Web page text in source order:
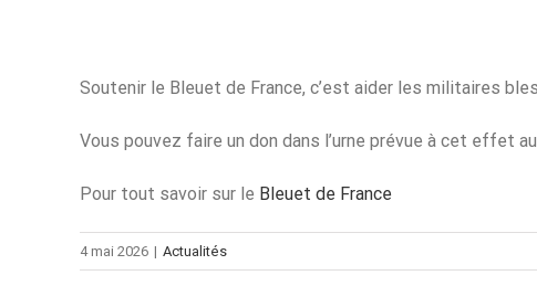
Soutenir le Bleuet de France, c’est aider les militaires
Vous pouvez faire un don dans l’urne prévue à cet effet
Pour tout savoir sur le Bleuet de France
4 mai 2026 | Actualités